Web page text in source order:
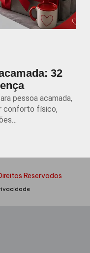
32
pessoa acamada,
conforto físico,
Reservados